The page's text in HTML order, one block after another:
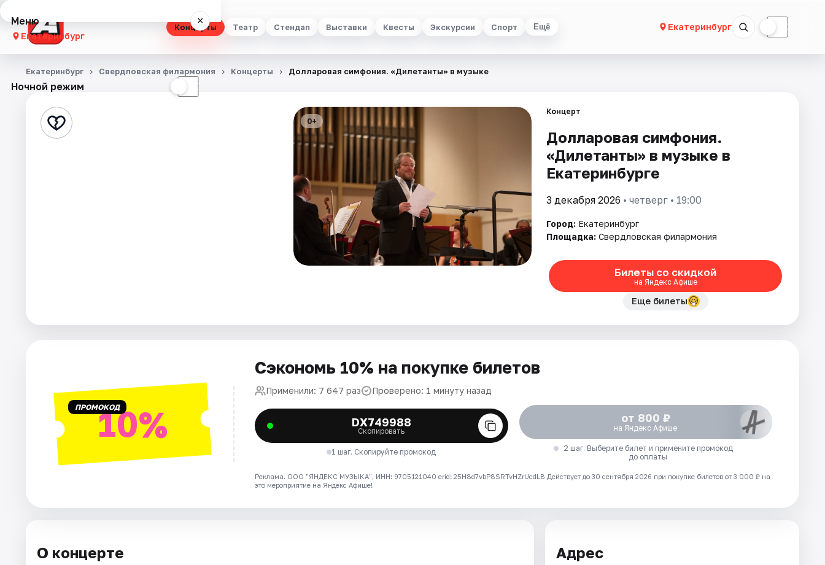
Концерты Театр Стендап Выставки Квесты Экскурсии Спорт Ещё Екатеринбург ☾
Меню ×
Екатеринбург
Концерты
Стендап
Рейтинги
Ночной режим ☾
Екатеринбург Свердловская филармония Концерты Долларовая симфония. «Дилетанты» в музыке
0+
Концерт
Долларовая симфония.
«Дилетанты» в музыке в
Екатеринбурге
3 декабря 2026 • четверг • 19:00
Город: Екатеринбург
Площадка: Свердловская филармония
Билеты со скидкой
на Яндекс Афише
Еще билеты
ПРОМОКОД10%
Сэкономь 10% на покупке билетов
Применили: 7 647 раз Проверено: 1 минуту назад
DX749988
Скопировать
1 шаг. Скопируйте промокод
от 800 ₽
на Яндекс Афише
2 шаг. Выберите билет и примените промокод
до оплаты
Реклама. ООО "ЯНДЕКС МУЗЫКА", ИНН: 9705121040 erid: 25H8d7vbP8SRTvHZrUcdLB Действует до 30 сентября 2026 при покупке билетов от 3 000 ₽ на
это мероприятие на Яндекс Афише!
О концерте Адрес